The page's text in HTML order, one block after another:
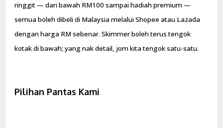
ringgit — dari bawah RM100 sampai hadiah premium —
semua boleh dibeli di Malaysia melalui Shopee atau Lazada
dengan harga RM sebenar. Skimmer boleh terus tengok
kotak di bawah; yang nak detail, jom kita tengok satu-satu.
Pilihan Pantas Kami